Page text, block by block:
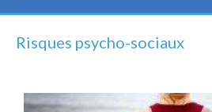
Risques psycho-sociaux